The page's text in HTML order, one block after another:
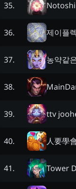
35.
36. 제이플
37. 농약같
38.
39. ttv
40. 人要學
41. Tower